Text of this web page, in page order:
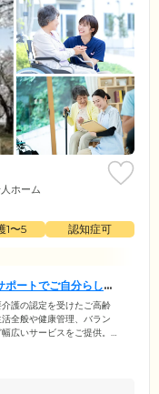
ホーム
1〜5
認知症可
ートでご自分らしい
護の認定を受けたご高齢
全般や健康管理、バラン
広いサービスをご提供。
性にこだわったオールバ